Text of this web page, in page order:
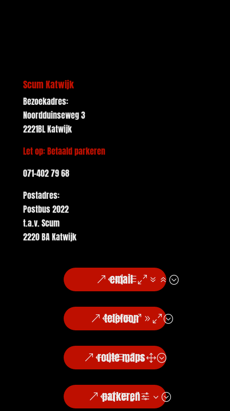
Scum Katwijk
Bezoekadres:
Noordduinseweg 3
2221BL Katwijk
Let op: Betaald parkeren
071-402 79 68
Postadres:
Postbus 2022
t.a.v. Scum
2220 BA Katwijk
email
telefoon
route maps
parkeren